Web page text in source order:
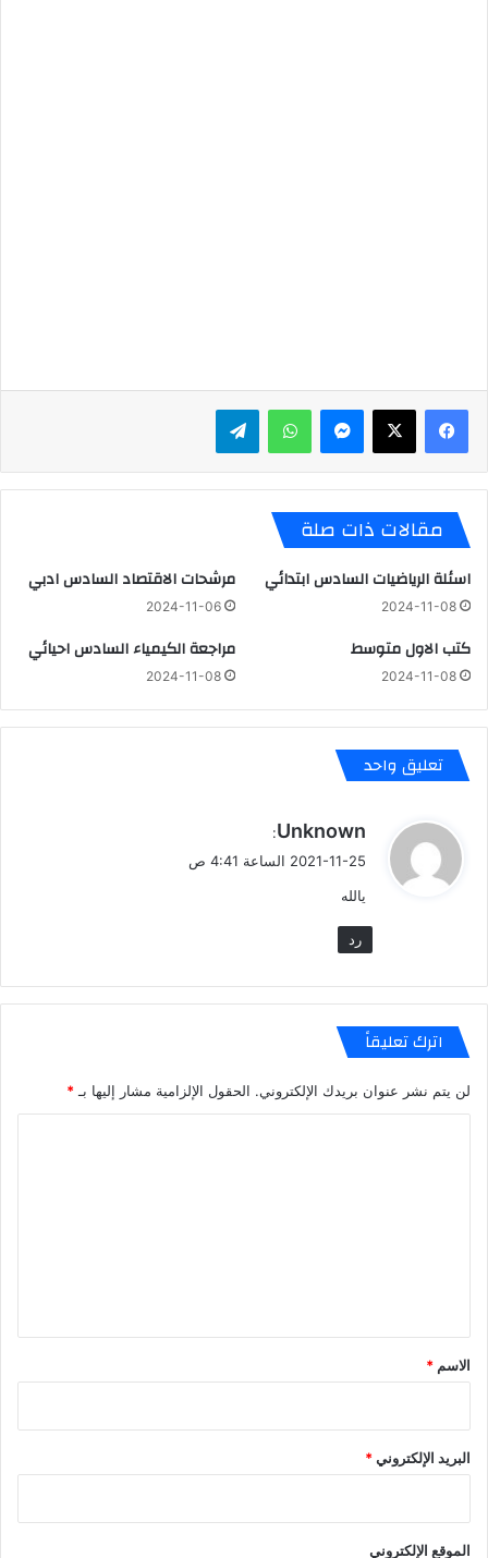
ماسنجر واتساب تيلقرام
مقالات ذات صلة
اسئلة الرياضيات السادس ابتدائي
2024-11-08
مرشحات الاقتصاد السادس ادبي
2024-11-06
كتب الاول متوسط
2024-11-08
مراجعة الكيمياء السادس احيائي
2024-11-08
تعليق واحد
ي
ل
Unknown
:
2021-11-25 الساعة 4:41 ص
يالله
رد
اترك تعليقاً
لن يتم نشر عنوان بريدك الإلكتروني. الحقول الإلزامية مشار إليها بـ *
*
الاسم *
البريد الإلكتروني*
الموقع الإلكتروني